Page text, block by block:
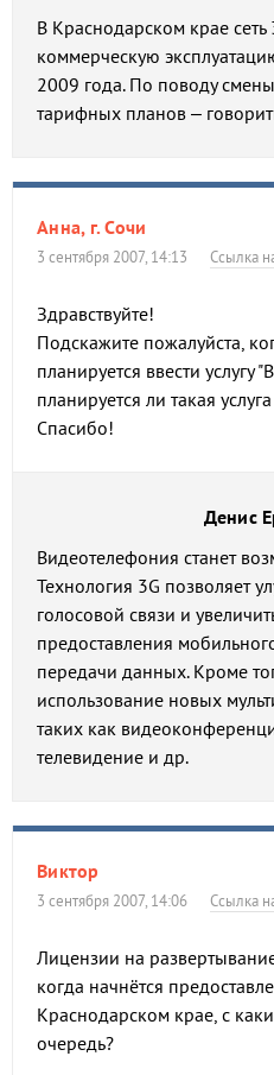
В Краснодарском крае сеть
коммерческую
2009 года. По поводу
тарифных планов –
Анна, г. Сочи
3 сентября 2007, 14:13 Ссылка
Здравствуйте!
Подскажите пожалуйста,
планируется ввести услугу
планируется ли такая
Спасибо!
Денис
Видеотелефония станет
Технология 3G позволяет
голосовой связи и
предоставления
передачи данных. Кроме
использование новых
таких как
телевидение и др.
Виктор
3 сентября 2007, 14:06 Ссылка
Лицензии на
когда начнётся
Краснодарском крае, с
очередь?